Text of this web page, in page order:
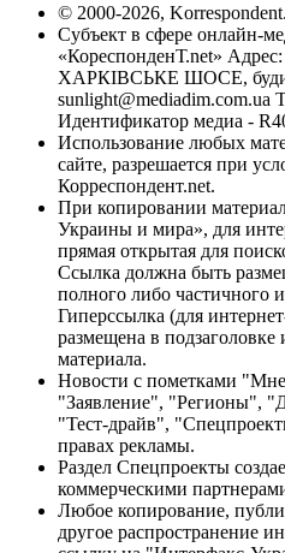
© 2000-2026,
Субъект в сфере онлайн-
«КореспонденТ.net» Адрес:
ХАРКІВСЬКЕ ШОСЕ,
sunlight@mediadim.com.ua
Идентификатор медиа -
Использование любых
сайте, разрешается при
Корреспондент.net.
При копировании
Украины и мира», для
прямая открытая для
Ссылка должна быть
полного либо частичного
Гиперссылка (для
размещена в подзаголовке
материала.
Новости с пометками
"Заявление", "Регионы",
"Тест-драйв",
правах рекламы.
Раздел Спецпроекты
коммерческими
Любое копирование,
другое распространение